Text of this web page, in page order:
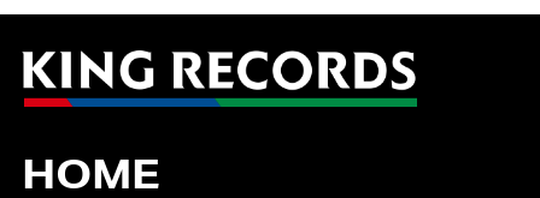
HOME